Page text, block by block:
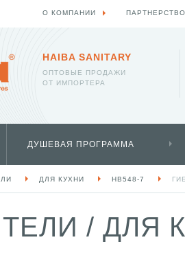
HAIBA SANITARY
ОПТОВЫЕ ПРОДАЖИ
ОТ ИМПОРТЕРА
ДУШЕВАЯ ПРОГРАММА
ДЛЯ КУХНИ HB548-7
/ ДЛЯ
О КОМПАНИИ ПАРТНЕРСТВО